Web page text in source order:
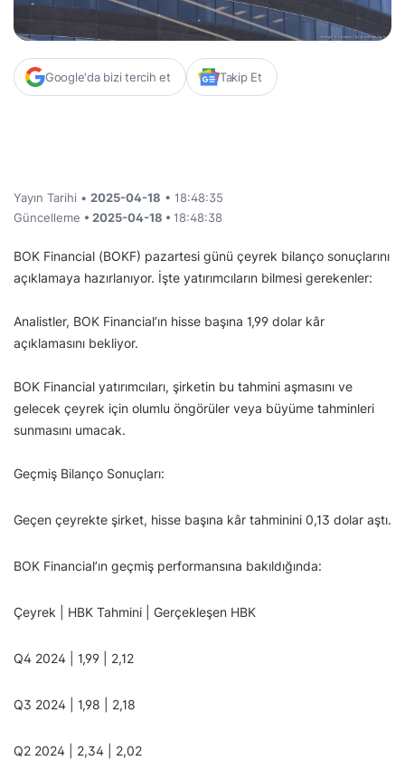
Google'da bizi tercih et Takip Et
Yayın Tarihi • 2025-04-18 • 18:48:35
Güncelleme • 2025-04-18 • 18:48:38
BOK Financial (BOKF) pazartesi günü çeyrek bilanço sonuçlarını
açıklamaya hazırlanıyor. İşte yatırımcıların bilmesi gerekenler:
Analistler, BOK Financial’ın hisse başına 1,99 dolar kâr
açıklamasını bekliyor.
BOK Financial yatırımcıları, şirketin bu tahmini aşmasını ve
gelecek çeyrek için olumlu öngörüler veya büyüme tahminleri
sunmasını umacak.
Geçmiş Bilanço Sonuçları:
Geçen çeyrekte şirket, hisse başına kâr tahminini 0,13 dolar aştı.
BOK Financial’ın geçmiş performansına bakıldığında:
Çeyrek | HBK Tahmini | Gerçekleşen HBK
Q4 2024 | 1,99 | 2,12
Q3 2024 | 1,98 | 2,18
Q2 2024 | 2,34 | 2,02